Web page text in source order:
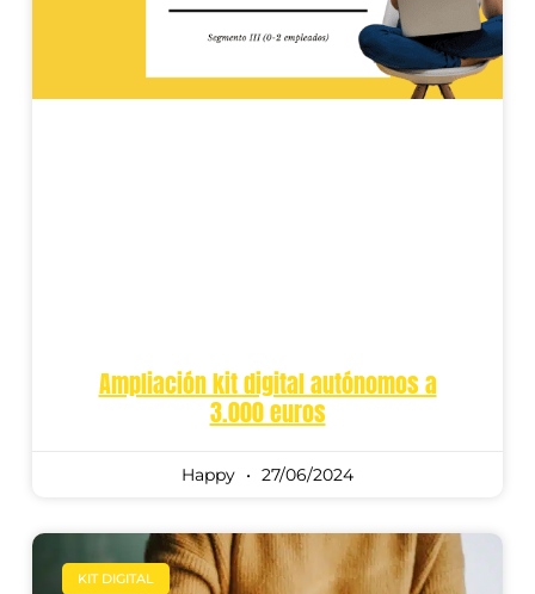
Ampliación kit digital autónomos a
3.000 euros
Happy 27/06/2024
KIT DIGITAL